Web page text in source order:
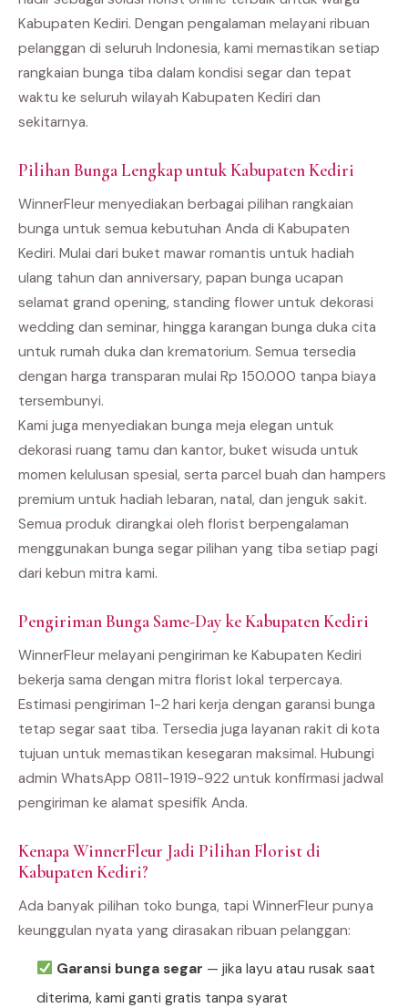
Kabupaten Kediri. Dengan pengalaman melayani ribuan
pelanggan di seluruh Indonesia, kami memastikan setiap
rangkaian bunga tiba dalam kondisi segar dan tepat
waktu ke seluruh wilayah Kabupaten Kediri dan
sekitarnya.
Pilihan Bunga Lengkap untuk Kabupaten Kediri
WinnerFleur menyediakan berbagai pilihan rangkaian
bunga untuk semua kebutuhan Anda di Kabupaten
Kediri. Mulai dari buket mawar romantis untuk hadiah
ulang tahun dan anniversary, papan bunga ucapan
selamat grand opening, standing flower untuk dekorasi
wedding dan seminar, hingga karangan bunga duka cita
untuk rumah duka dan krematorium. Semua tersedia
dengan harga transparan mulai Rp 150.000 tanpa biaya
tersembunyi.
Kami juga menyediakan bunga meja elegan untuk
dekorasi ruang tamu dan kantor, buket wisuda untuk
momen kelulusan spesial, serta parcel buah dan hampers
premium untuk hadiah lebaran, natal, dan jenguk sakit.
Semua produk dirangkai oleh florist berpengalaman
menggunakan bunga segar pilihan yang tiba setiap pagi
dari kebun mitra kami.
Pengiriman Bunga Same-Day ke Kabupaten Kediri
WinnerFleur melayani pengiriman ke Kabupaten Kediri
bekerja sama dengan mitra florist lokal terpercaya.
Estimasi pengiriman 1-2 hari kerja dengan garansi bunga
tetap segar saat tiba. Tersedia juga layanan rakit di kota
tujuan untuk memastikan kesegaran maksimal. Hubungi
admin WhatsApp 0811-1919-922 untuk konfirmasi jadwal
pengiriman ke alamat spesifik Anda.
Kenapa WinnerFleur Jadi Pilihan Florist di
Kabupaten Kediri?
Ada banyak pilihan toko bunga, tapi WinnerFleur punya
keunggulan nyata yang dirasakan ribuan pelanggan:
Garansi bunga segar — jika layu atau rusak saat
diterima, kami ganti gratis tanpa syarat